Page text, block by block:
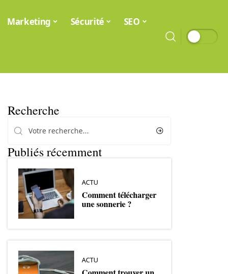
Marketing Sécurité SEO
Recherche
Publiés récemment
ACTU
Comment télécharger
une sonnerie ?
ACTU